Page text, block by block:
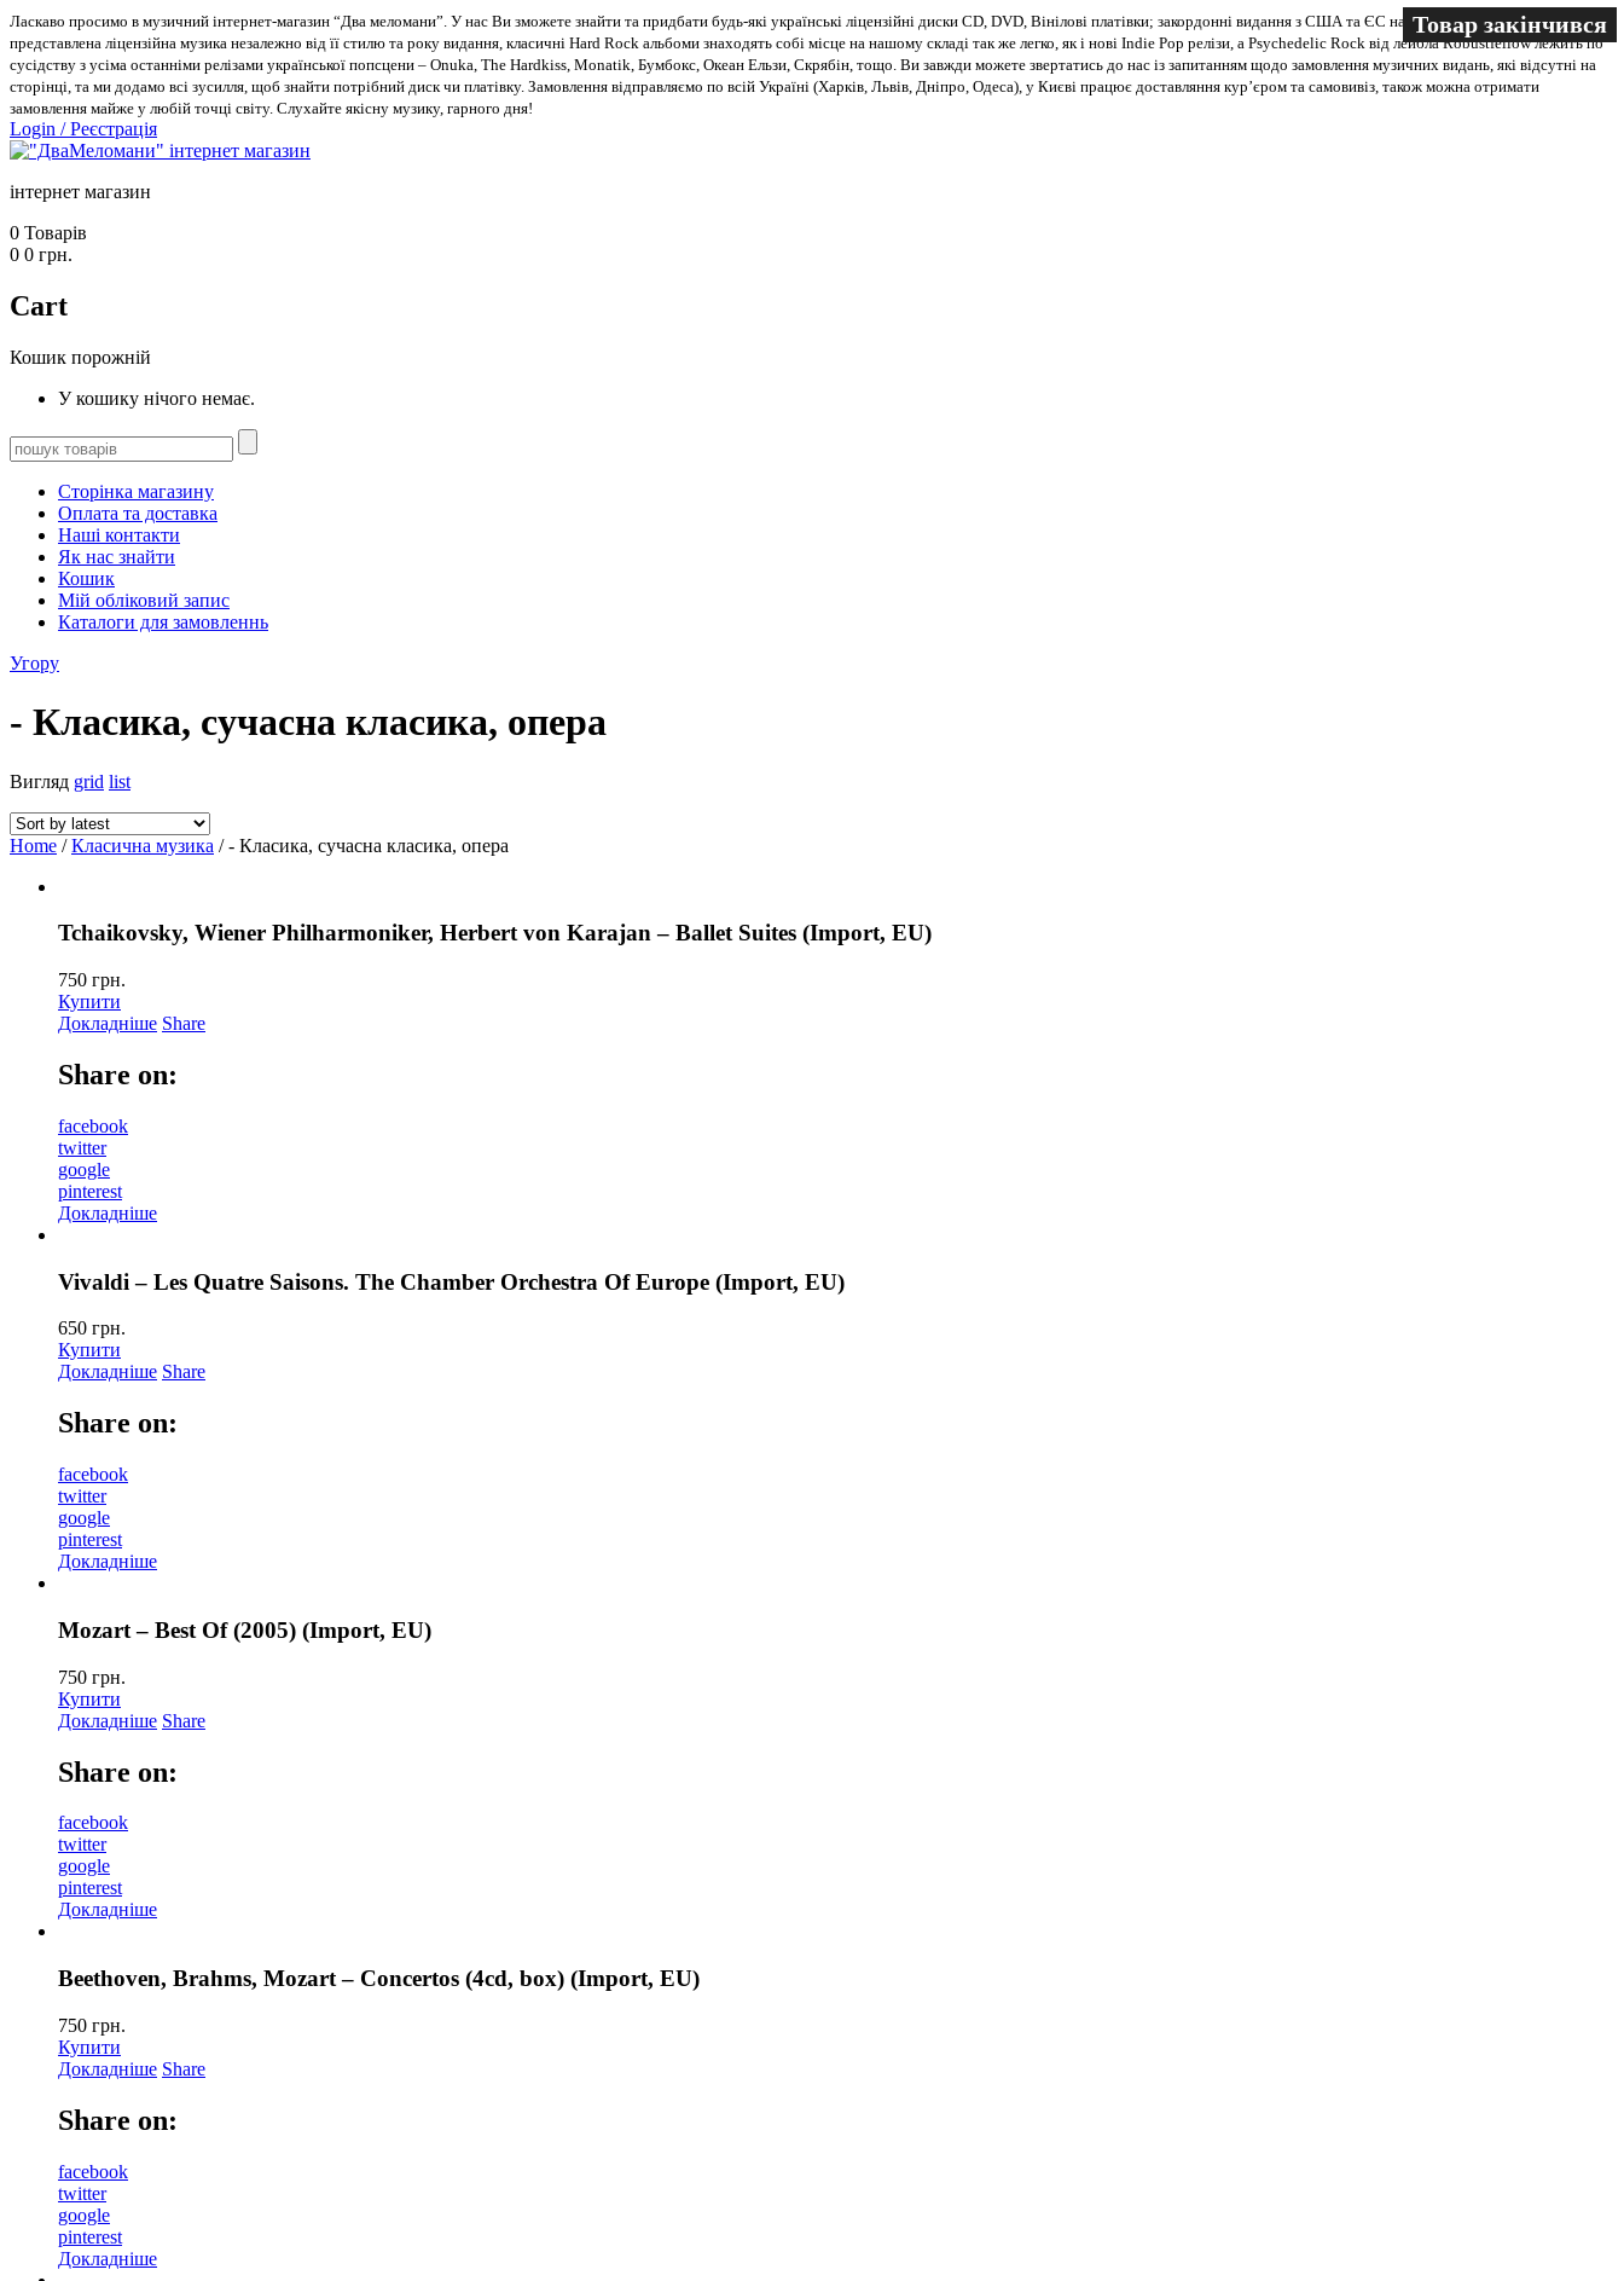
Ласкаво просимо в музичний інтернет-магазин “Два меломани”. У нас Ви зможете знайти та придбати будь-які українські ліцензійні диски CD, DVD, Вінілові платівки; закордонні видання з США та ЄС на всіх носіях. В магазині
представлена ліцензійна музика незалежно від її стилю та року видання, класичні Hard Rock альбоми знаходять собі місце на нашому складі так же легко, як і нові Indie Pop релізи, а Psychedelic Rock від лейбла Robustfellow лежить по
сусідству з усіма останніми релізами української попсцени – Onuka, The Hardkiss, Monatik, Бумбокс, Океан Ельзи, Скрябін, тощо. Ви завжди можете звертатись до нас із запитанням щодо замовлення музичних видань, які відсутні на
сторінці, та ми додамо всі зусилля, щоб знайти потрібний диск чи платівку. Замовлення відправляємо по всій Україні (Харків, Львів, Дніпро, Одеса), у Києві працює доставляння кур’єром та самовивіз, також можна отримати
замовлення майже у любій точці світу. Слухайте якісну музику, гарного дня!
Login /Реєстрація
інтернет магазин
0 Товарів
0 0 грн.
Cart
Кошик порожній
У кошику нічого немає.
Сторінка магазину
Оплата та доставка
Наші контакти
Як нас знайти
Кошик
Мій обліковий запис
Каталоги для замовленнь
Угору
- Класика, сучасна класика, опера
Вигляд grid list
Home /Класична музика / - Класика, сучасна класика, опера
Tchaikovsky, Wiener Philharmoniker, Herbert von Karajan – Ballet Suites (Import, EU)
750 грн.
Купити
Докладніше Share
Share on:
facebook
twitter
google
pinterest
Докладніше
Vivaldi – Les Quatre Saisons. The Chamber Orchestra Of Europe (Import, EU)
650 грн.
Купити
Докладніше Share
Share on:
facebook
twitter
google
pinterest
Докладніше
Mozart – Best Of (2005) (Import, EU)
750 грн.
Купити
Докладніше Share
Share on:
facebook
twitter
google
pinterest
Докладніше
Beethoven, Brahms, Mozart – Concertos (4cd, box) (Import, EU)
750 грн.
Купити
Докладніше Share
Share on:
facebook
twitter
google
pinterest
Докладніше
Товар закінчився
Товар закінчився